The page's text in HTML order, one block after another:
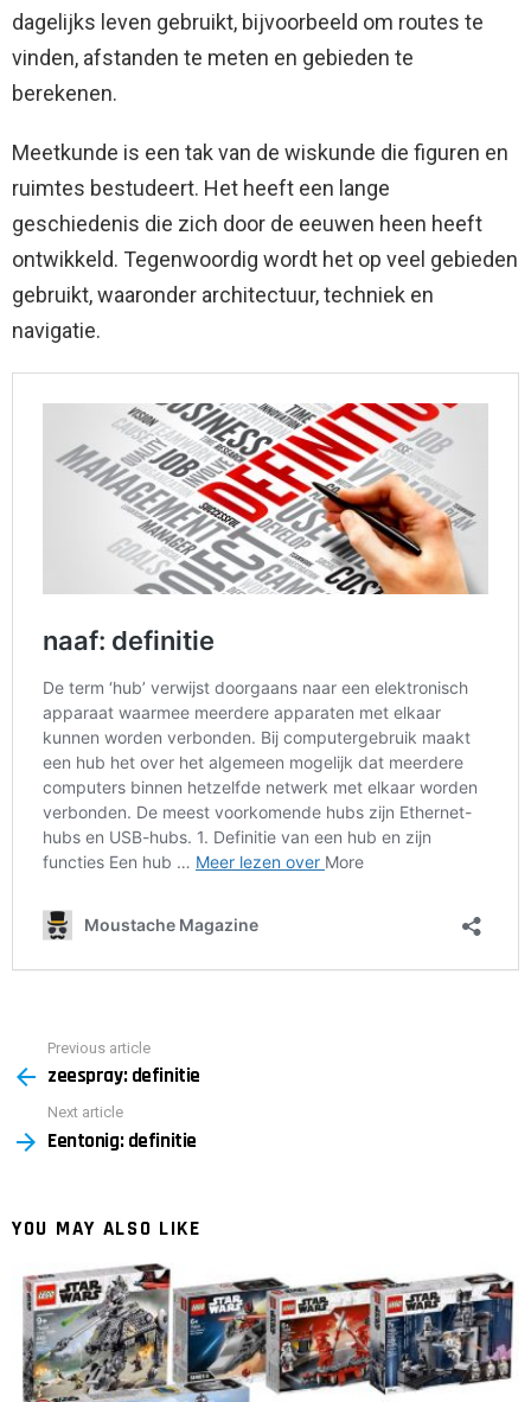
dagelijks leven gebruikt, bijvoorbeeld om routes te
vinden, afstanden te meten en gebieden te
berekenen.
Meetkunde is een tak van de wiskunde die figuren en
ruimtes bestudeert. Het heeft een lange
geschiedenis die zich door de eeuwen heen heeft
ontwikkeld. Tegenwoordig wordt het op veel gebieden
gebruikt, waaronder architectuur, techniek en
navigatie.
more
Previous article
zeespray: definitie
Next article
Eentonig: definitie
YOU MAY ALSO LIKE